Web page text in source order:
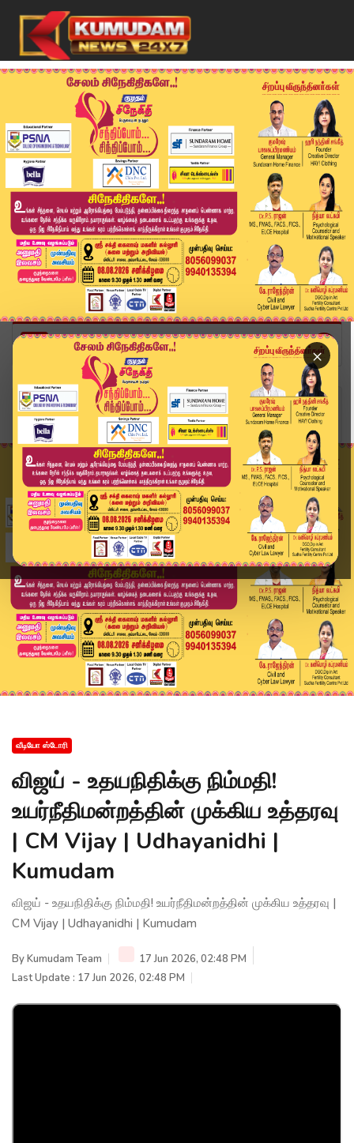
×
Home
வீடியோ ஸ்டோரி
விஜய் - உதயநிதிக்கு நிம்மதி! உயர்நீதிமன்றத்தின்...
வீடியோ ஸ்டோரி
விஜய் - உதயநிதிக்கு நிம்மதி!
உயர்நீதிமன்றத்தின் முக்கிய உத்தரவு
| CM Vijay | Udhayanidhi |
Kumudam
விஜய் - உதயநிதிக்கு நிம்மதி! உயர்நீதிமன்றத்தின் முக்கிய உத்தரவு |
CM Vijay | Udhayanidhi | Kumudam
ByKumudam Team
17 Jun 2026, 02:48 PM
Last Update : 17 Jun 2026, 02:48 PM